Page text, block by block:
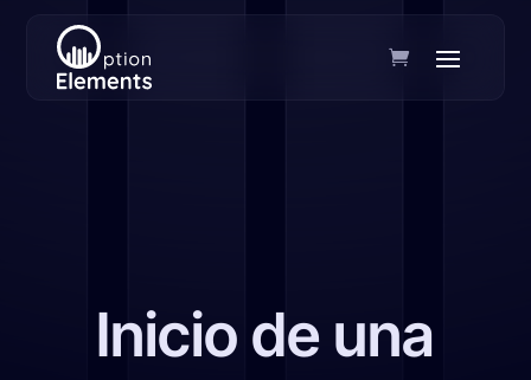
Inicio de una